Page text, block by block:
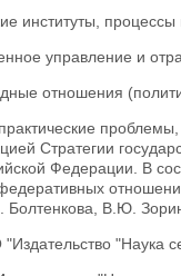
институты, процессы
управление и
отношения
Стратегии
Федерации. В
Болтенкова, В.Ю.
"Наука